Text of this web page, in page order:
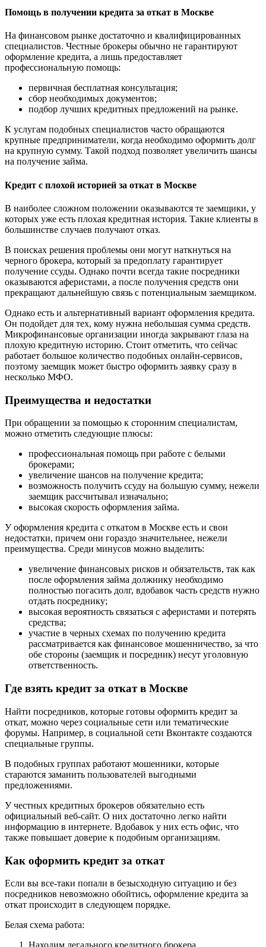
Помощь в получении кредита за откат в Москве
На финансовом рынке достаточно и квалифицированных
специалистов. Честные брокеры обычно не гарантируют
оформление кредита, а лишь предоставляет
профессиональную помощь:
первичная бесплатная консультация;
сбор необходимых документов;
подбор лучших кредитных предложений на рынке.
К услугам подобных специалистов часто обращаются
крупные предприниматели, когда необходимо оформить долг
на крупную сумму. Такой подход позволяет увеличить шансы
на получение займа.
Кредит с плохой историей за откат в Москве
В наиболее сложном положении оказываются те заемщики, у
которых уже есть плохая кредитная история. Такие клиенты в
большинстве случаев получают отказ.
В поисках решения проблемы они могут наткнуться на
черного брокера, который за предоплату гарантирует
получение ссуды. Однако почти всегда такие посредники
оказываются аферистами, а после получения средств они
прекращают дальнейшую связь с потенциальным заемщиком.
Однако есть и альтернативный вариант оформления кредита.
Он подойдет для тех, кому нужна небольшая сумма средств.
Микрофинансовые организации иногда закрывают глаза на
плохую кредитную историю. Стоит отметить, что сейчас
работает большое количество подобных онлайн-сервисов,
поэтому заемщик может быстро оформить заявку сразу в
несколько МФО.
Преимущества и недостатки
При обращении за помощью к сторонним специалистам,
можно отметить следующие плюсы:
профессиональная помощь при работе с белыми
брокерами;
увеличение шансов на получение кредита;
возможность получить ссуду на большую сумму, нежели
заемщик рассчитывал изначально;
высокая скорость оформления займа.
У оформления кредита с откатом в Москве есть и свои
недостатки, причем они гораздо значительнее, нежели
преимущества. Среди минусов можно выделить:
увеличение финансовых рисков и обязательств, так как
после оформления займа должнику необходимо
полностью погасить долг, вдобавок часть средств нужно
отдать посреднику;
высокая вероятность связаться с аферистами и потерять
средства;
участие в черных схемах по получению кредита
рассматривается как финансовое мошенничество, за что
обе стороны (заемщик и посредник) несут уголовную
ответственность.
Где взять кредит за откат в Москве
Найти посредников, которые готовы оформить кредит за
откат, можно через социальные сети или тематические
форумы. Например, в социальной сети Вконтакте создаются
специальные группы.
В подобных группах работают мошенники, которые
стараются заманить пользователей выгодными
предложениями.
У честных кредитных брокеров обязательно есть
официальный веб-сайт. О них достаточно легко найти
информацию в интернете. Вдобавок у них есть офис, что
также повышает доверие к подобным организациям.
Как оформить кредит за откат
Если вы все-таки попали в безысходную ситуацию и без
посредников невозможно обойтись, оформление кредита за
откат происходит в следующем порядке.
Белая схема работа: